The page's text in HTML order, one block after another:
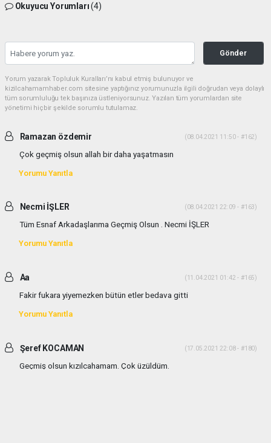
Okuyucu Yorumları(4)
Gönder
Yorum yazarak Topluluk Kuralları’nı kabul etmiş bulunuyor ve
kizilcahamamhaber.com sitesine yaptığınız yorumunuzla ilgili doğrudan veya dolaylı
tüm sorumluluğu tek başınıza üstleniyorsunuz. Yazılan tüm yorumlardan site
yönetimi hiçbir şekilde sorumlu tutulamaz.
Ramazan özdemir (08.04.2021 11:50 - #162)
Çok geçmiş olsun allah bir daha yaşatmasın
Yorumu Yanıtla
Necmi İŞLER (08.04.2021 22:09 - #163)
Tüm Esnaf Arkadaşlarıma Geçmiş Olsun . Necmi İŞLER
Yorumu Yanıtla
Aa (11.04.2021 01:42 - #165)
Fakir fukara yiyemezken bütün etler bedava gitti
Yorumu Yanıtla
Şeref KOCAMAN (17.05.2021 22:08 - #180)
Geçmiş olsun kızılcahamam. Çok üzüldüm.